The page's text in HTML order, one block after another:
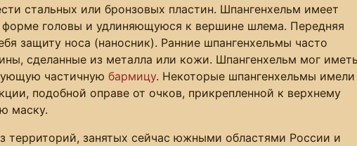
стальных или бронзовых пластин. Шпангенхельм имеет
головы и удлиняющуюся к вершине шлема. Передняя
защиту носа (наносник). Ранние шпангенхельмы часто
сделанные из металла или кожи. Шпангенхельм мог
частичную бармицу. Некоторые шпангенхельмы имели
подобной оправе от очков, прикрепленной к верхнему
маску.
территорий, занятых сейчас южными областями России и